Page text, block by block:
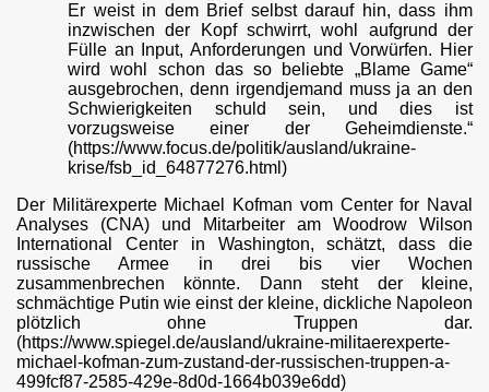
Er weist in dem Brief selbst darauf hin, dass ihm
inzwischen der Kopf schwirrt, wohl aufgrund der
Fülle an Input, Anforderungen und Vorwürfen. Hier
wird wohl schon das so beliebte „Blame Game“
ausgebrochen, denn irgendjemand muss ja an den
Schwierigkeiten schuld sein, und dies ist
vorzugsweise einer der Geheimdienste.“
(https://www.focus.de/politik/ausland/ukraine-
krise/fsb_id_64877276.html)
Der Militärexperte Michael Kofman vom Center for Naval
Analyses (CNA) und Mitarbeiter am Woodrow Wilson
International Center in Washington, schätzt, dass die
russische Armee in drei bis vier Wochen
zusammenbrechen könnte. Dann steht der kleine,
schmächtige Putin wie einst der kleine, dickliche Napoleon
plötzlich ohne Truppen dar.
(https://www.spiegel.de/ausland/ukraine-militaerexperte-
michael-kofman-zum-zustand-der-russischen-truppen-a-
499fcf87-2585-429e-8d0d-1664b039e6dd)